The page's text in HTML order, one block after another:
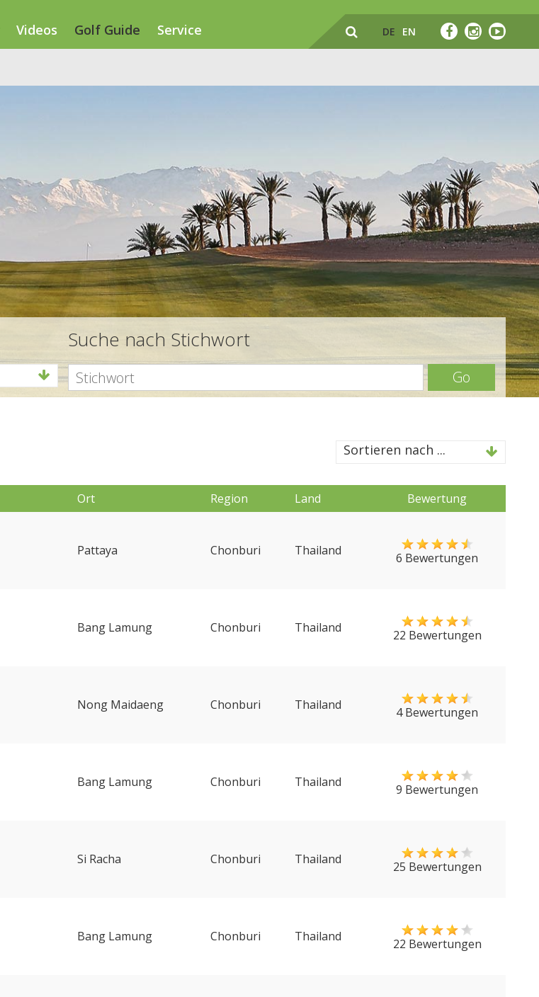
Videos Golf Guide Service DE EN
Suche nach Stichwort
Go
Sortieren nach ...
Ort Region Land Bewertung
Pattaya Chonburi Thailand 6 Bewertungen
Bang Lamung Chonburi Thailand 22 Bewertungen
Nong Maidaeng Chonburi Thailand 4 Bewertungen
Bang Lamung Chonburi Thailand 9 Bewertungen
Si Racha Chonburi Thailand 25 Bewertungen
Bang Lamung Chonburi Thailand 22 Bewertungen